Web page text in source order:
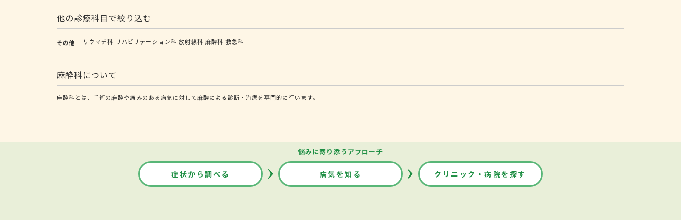
他の診療科目で絞り込む
その他 リウマチ科 リハビリテーション科 放射線科 麻酔科 救急科
麻酔科について
麻酔科とは、手術の麻酔や痛みのある病気に対して麻酔による診断・治療を専門的に行います。
悩みに寄り添うアプローチ
症状から調べる 病気を知る クリニック・病院を探す